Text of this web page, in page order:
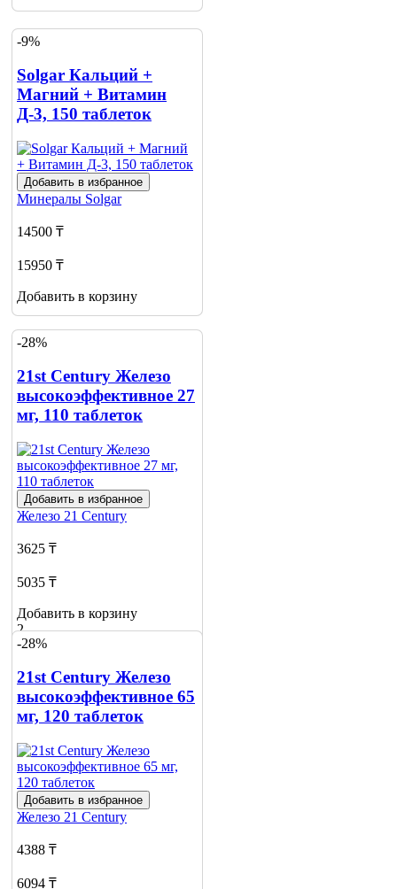
-9%
Solgar Кальций +
Магний + Витамин
Д-3, 150 таблеток
Добавить в избранное
Минералы Solgar
14500 ₸
15950 ₸
Добавить в корзину
-28%
21st Century Железо
высокоэффективное 27
мг, 110 таблеток
Добавить в избранное
Железо 21 Century
3625 ₸
5035 ₸
Добавить в корзину
2
-28%
21st Century Железо
высокоэффективное 65
мг, 120 таблеток
Добавить в избранное
Железо 21 Century
4388 ₸
6094 ₸